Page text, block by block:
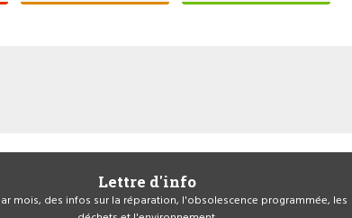
Lettre d'info
mois, des infos sur la réparation, l'obsolescence programmée, les